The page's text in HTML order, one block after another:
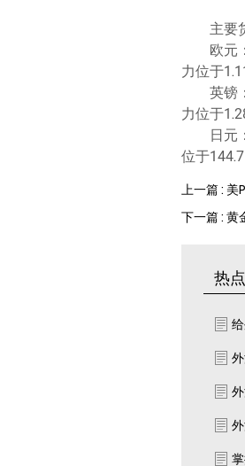
主要
欧元
力位于
英镑
力位于
日元
位于
上一篇 : 美
下一篇 :
热